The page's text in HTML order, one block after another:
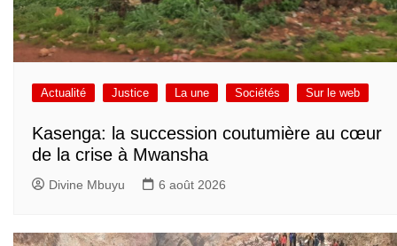
Actualité Justice La une Sociétés Sur le web
Kasenga: la succession coutumière au cœur
de la crise à Mwansha
Divine Mbuyu 6 août 2026